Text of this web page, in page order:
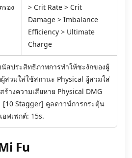
อง
> Crit Rate > Crit
Damage > Imbalance
Efficiency > Ultimate
Charge
สประสิทธิภาพการทำให้ชะงักของผู้
สวมใส่ใช้สถานะ Physical ผู้สวมใส่
ร้างความเสียหาย Physical DMG
[10 Stagger] คูลดาวน์การกระตุ้น
เอฟเฟกต์: 15s.
Fu